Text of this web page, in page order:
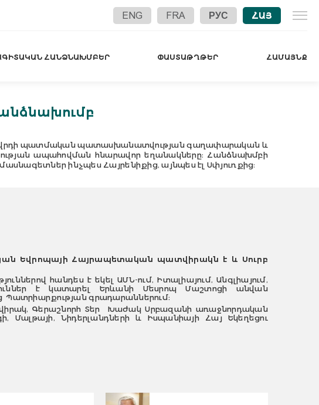
ՀԱՅ
ENG FRA РУС
ՀԱՆՁՆԱԽՄԲԵՐ ՓԱՍՏԱԹՂԹԵՐ ՀԱՄԱՅՆՔ
պատմական պատասխանատվության գաղափարական և
ապահովման հնարավոր եղանակները: Հանձնախմբի
ինչպես Հայրենիքից, այնպես էլ Սփյուռքից:
Եվրոպայի Հայրապետական պատվիրակն է և Սուրբ
հանդես է եկել ԱՄՆ-ում, Իտալիայում, Անգլիայում,
է կատարել Երևանի Մեսրոպ Մաշտոցի անվան
Պատրիարքության գրադարաններում։
Գերաշնորհ Տեր Խաժակ Սրբազանի առաջնորդական
Մալթայի, Նիդերլանդների և Իսպանիայի Հայ Եկեղեցու